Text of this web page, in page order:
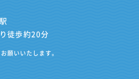
徒歩約20分
願いいたします。